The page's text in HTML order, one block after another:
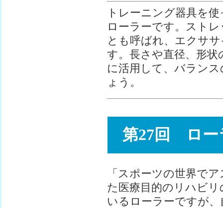
トレーニング器具を
ローラーです。スト
とも呼ばれ、エクサ
す。長さや直径、形
に活用して、バラン
ょう。
第27回 ロー
「スポーツの世界で
た医療目的のリハビ
いるローラーですが